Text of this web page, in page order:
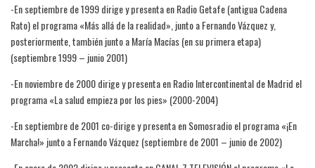
-En septiembre de 1999 dirige y presenta en Radio Getafe (antigua Cadena
Rato) el programa «Más allá de la realidad», junto a Fernando Vázquez y,
posteriormente, también junto a María Macías (en su primera etapa)
(septiembre 1999 – junio 2001)
-En noviembre de 2000 dirige y presenta en Radio Intercontinental de Madrid el
programa «La salud empieza por los pies» (2000-2004)
-En septiembre de 2001 co-dirige y presenta en Somosradio el programa «¡En
Marcha!» junto a Fernando Vázquez (septiembre de 2001 – junio de 2002)